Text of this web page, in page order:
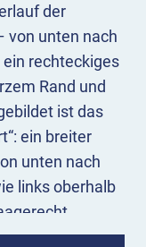
der
von unten nach
ein rechteckiges
Rand und
ist das
ein breiter
unten nach
links oberhalb